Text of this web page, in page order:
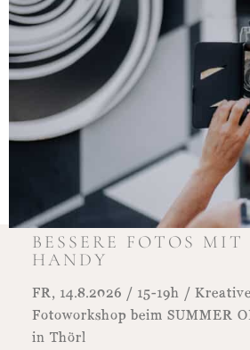
BESSERE FOTOS MIT
HANDY
FR, 14.8.2026 / 15-19h /
Fotoworkshop beim SUMMER
in Thörl